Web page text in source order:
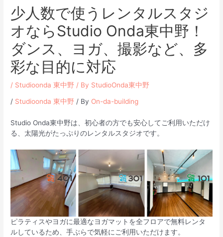
少人数で使うレンタルスタジ
オならStudio Onda東中野！
ダンス、ヨガ、撮影など、多
彩な目的に対応
/ Studioonda 東中野 / By StudioOnda東中野
/ Studioonda 東中野 / By On-da-building
Studio Onda東中野は、初心者の方でも安心してご利用いただけ
る、太陽光がたっぷりのレンタルスタジオです。
ピラティスやヨガに最適なヨガマットを全フロアで無料レンタ
ルしているため、手ぶらで気軽にご利用いただけます。